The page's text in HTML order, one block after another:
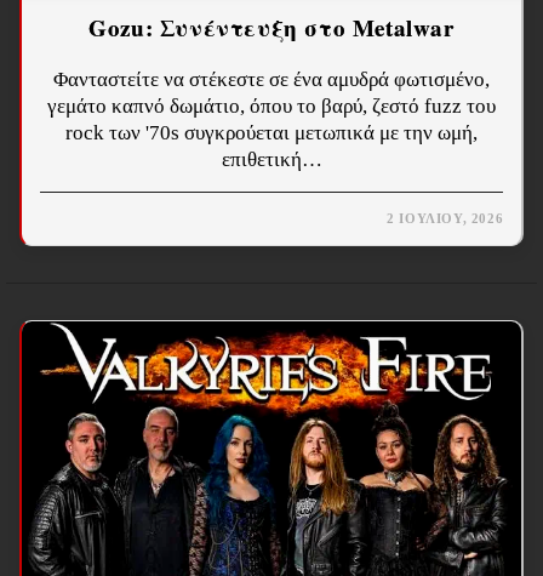
Gozu: Συνέντευξη στο Metalwar
Φανταστείτε να στέκεστε σε ένα αμυδρά φωτισμένο,
γεμάτο καπνό δωμάτιο, όπου το βαρύ, ζεστό fuzz του
rock των '70s συγκρούεται μετωπικά με την ωμή,
επιθετική…
2 ΙΟΥΛΊΟΥ, 2026